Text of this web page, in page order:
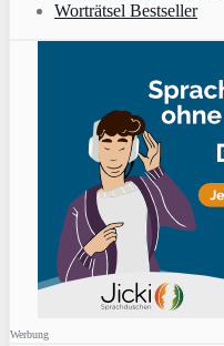
Worträtsel Bestseller
Werbung